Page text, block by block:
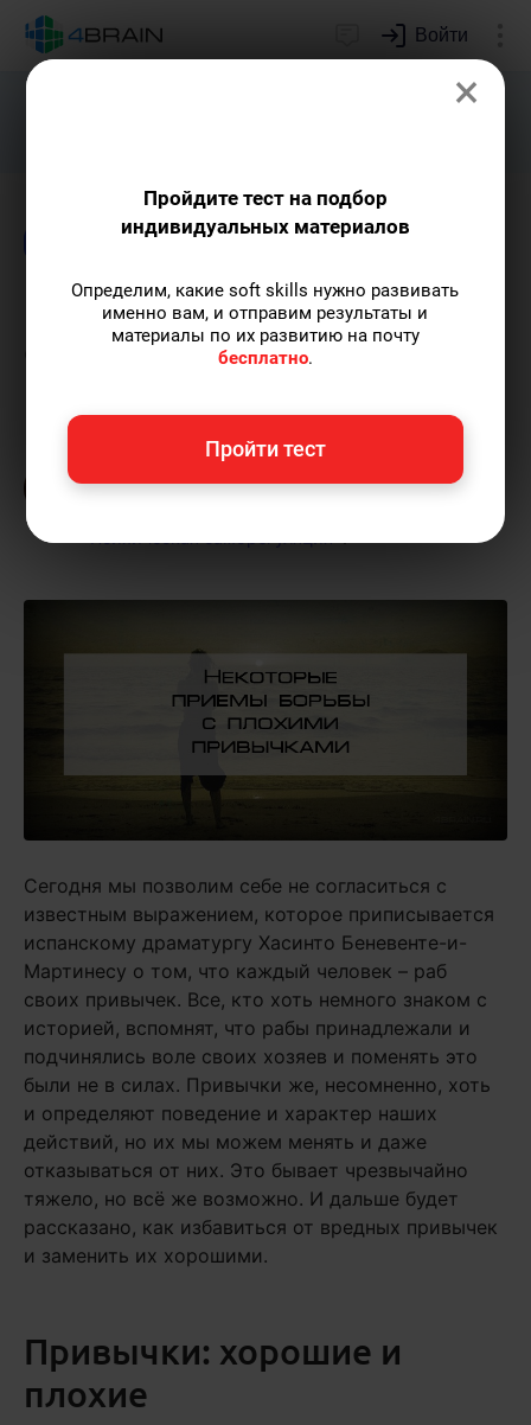
Войти
Подарим индивидуальный план
Time management
Некоторые приемы борьбы
с плохими привычками
Сергей Крутько — ex-редактор 4brain,
автор тренингов, статей и обзоров.
статьи по теме«Time management»и не
Сегодня мы позволим себе не согласиться с
известным выражением, которое приписывается
испанскому драматургу Хасинто Беневенте-и-
Мартинесу о том, что каждый человек – раб
своих привычек. Все, кто хоть немного знаком с
историей, вспомнят, что рабы принадлежали и
подчинялись воле своих хозяев и поменять это
были не в силах. Привычки же, несомненно, хоть
и определяют поведение и характер наших
действий, но их мы можем менять и даже
отказываться от них. Это бывает чрезвычайно
тяжело, но всё же возможно. И дальше будет
рассказано, как избавиться от вредных привычек
и заменить их хорошими.
Привычки: хорошие и
плохие
×
Пройдите тест на подбор
индивидуальных материалов
Определим, какие soft skills нужно развивать
именно вам, и отправим результаты и
материалы по их развитию на почту
бесплатно.
Пройти тест